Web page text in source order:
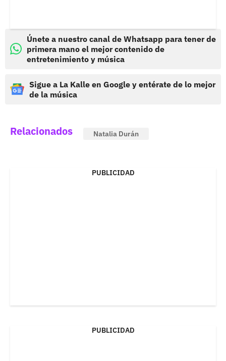
Únete a nuestro canal de Whatsapp para tener de
primera mano el mejor contenido de
entretenimiento y música
Sigue a La Kalle en Google y entérate de lo mejor
de la música
Relacionados Natalia Durán
PUBLICIDAD
PUBLICIDAD